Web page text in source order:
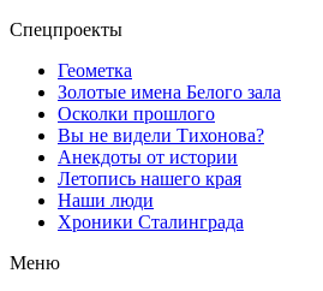
Спецпроекты
Геометка
Золотые имена Белого зала
Осколки прошлого
Вы не видели Тихонова?
Анекдоты от истории
Летопись нашего края
Наши люди
Хроники Сталинграда
Меню